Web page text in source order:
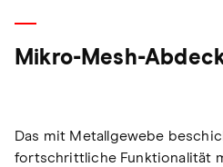
Mikro-Mesh-
Das mit Metallgewebe
fortschrittliche Funktionalität